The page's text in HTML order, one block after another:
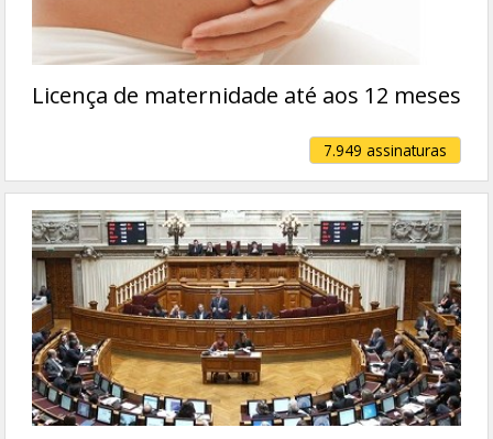
Licença de maternidade até aos 12 meses
7.949 assinaturas